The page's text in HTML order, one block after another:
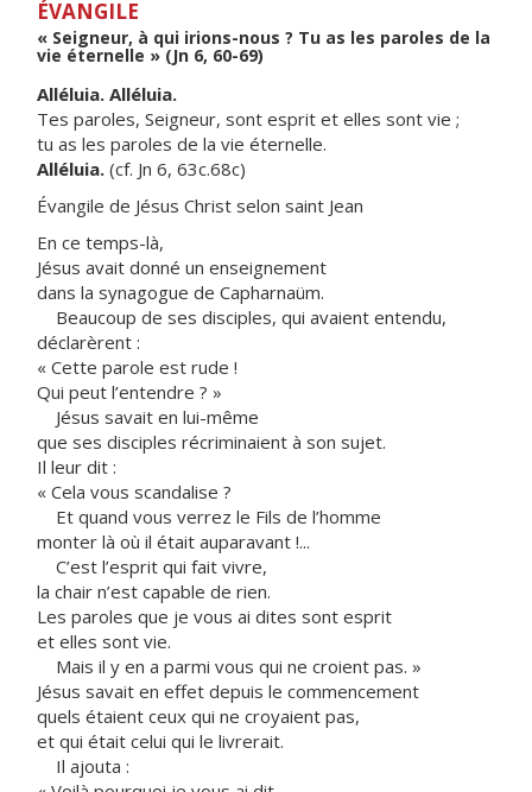
ÉVANGILE
« Seigneur, à qui irions-nous ? Tu as les paroles de la
vie éternelle » (Jn 6, 60-69)
Alléluia. Alléluia.
Tes paroles, Seigneur, sont esprit et elles sont vie ;
tu as les paroles de la vie éternelle.
Alléluia. (cf. Jn 6, 63c.68c)
Évangile de Jésus Christ selon saint Jean
En ce temps-là,
Jésus avait donné un enseignement
dans la synagogue de Capharnaüm.
Beaucoup de ses disciples, qui avaient entendu,
déclarèrent :
« Cette parole est rude !
Qui peut l’entendre ? »
Jésus savait en lui-même
que ses disciples récriminaient à son sujet.
Il leur dit :
« Cela vous scandalise ?
Et quand vous verrez le Fils de l’homme
monter là où il était auparavant !...
C’est l’esprit qui fait vivre,
la chair n’est capable de rien.
Les paroles que je vous ai dites sont esprit
et elles sont vie.
Mais il y en a parmi vous qui ne croient pas. »
Jésus savait en effet depuis le commencement
quels étaient ceux qui ne croyaient pas,
et qui était celui qui le livrerait.
Il ajouta :